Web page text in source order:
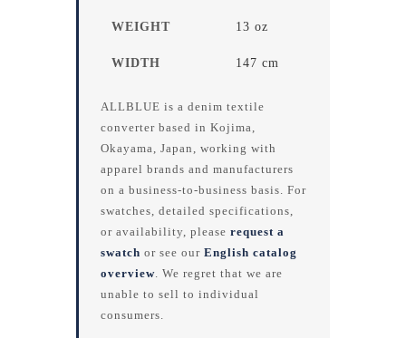
WEIGHT 13 oz
WIDTH 147 cm
ALLBLUE is a denim textile
converter based in Kojima,
Okayama, Japan, working with
apparel brands and manufacturers
on a business-to-business basis. For
swatches, detailed specifications,
or availability, please request a
swatch or see our English catalog
overview. We regret that we are
unable to sell to individual
consumers.